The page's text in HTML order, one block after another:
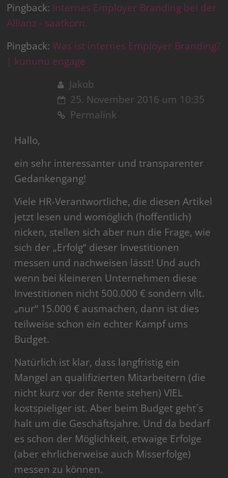
Pingback: Internes Employer Branding bei der
Allianz - saatkorn.
Pingback:Was ist internes Employer Branding?
| kununu engage
Jakob
25. November 2016 um 10:35
Permalink
Hallo,
ein sehr interessanter und transparenter
Gedankengang!
Viele HR-Verantwortliche, die diesen Artikel
jetzt lesen und womöglich (hoffentlich)
nicken, stellen sich aber nun die Frage, wie
sich der „Erfolg“ dieser Investitionen
messen und nachweisen lässt! Und auch
wenn bei kleineren Unternehmen diese
Investitionen nicht 500.000 € sondern vllt.
„nur“ 15.000 € ausmachen, dann ist dies
teilweise schon ein echter Kampf ums
Budget.
Natürlich ist klar, dass langfristig ein
Mangel an qualifizierten Mitarbeitern (die
nicht kurz vor der Rente stehen) VIEL
kostspieliger ist. Aber beim Budget geht´s
halt um die Geschäftsjahre. Und da bedarf
es schon der Möglichkeit, etwaige Erfolge
(aber ehrlicherweise auch Misserfolge)
messen zu können.